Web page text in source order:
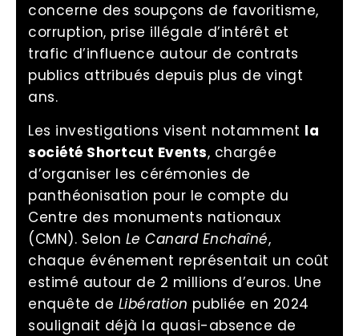
concerne des soupçons de favoritisme,
corruption, prise illégale d’intérêt et
trafic d’influence autour de contrats
publics attribués depuis plus de vingt
ans.
Les investigations visent notamment la
société Shortcut Events, chargée
d’organiser les cérémonies de
panthéonisation pour le compte du
Centre des monuments nationaux
(CMN). Selon Le Canard Enchaîné,
chaque événement représentait un coût
estimé autour de 2 millions d’euros. Une
enquête de Libération publiée en 2024
soulignait déjà la quasi-absence de